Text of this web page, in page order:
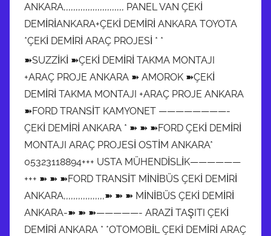
ANKARA,,,,,,,,,,,,,,,,,,,,,,,,, PANEL VAN ÇEKİ
DEMİRİANKARA+ÇEKİ DEMİRİ ANKARA TOYOTA
*ÇEKİ DEMİRİ ARAÇ PROJESİ * *
➽SUZZİKİ ➽ÇEKİ DEMİRİ TAKMA MONTAJI
+ARAÇ PROJE ANKARA ➽ AMOROK ➽ÇEKİ
DEMİRİ TAKMA MONTAJI +ARAÇ PROJE ANKARA
➽FORD TRANSİT KAMYONET ————————-
ÇEKİ DEMİRİ ANKARA * ➽ ➽ ➽FORD ÇEKİ DEMİRİ
MONTAJI ARAÇ PROJESİ OSTİM ANKARA*
05323118894+++ USTA MÜHENDİSLİK——————
+++ ➽ ➽ ➽FORD TRANSİT MİNİBÜS ÇEKİ DEMİRİ
ANKARA,,,,,,,,,,,,,,,,,➽ ➽ ➽ MİNİBÜS ÇEKİ DEMİRİ
ANKARA-➽ ➽ ➽—————- ARAZİ TAŞITI ÇEKİ
DEMİRİ ANKARA * *OTOMOBİL ÇEKİ DEMİRİ ARAÇ